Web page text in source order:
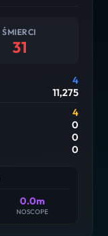
ŚMIERCI
31
4
11,275
4
0
0
0
0.0m
NOSCOPE